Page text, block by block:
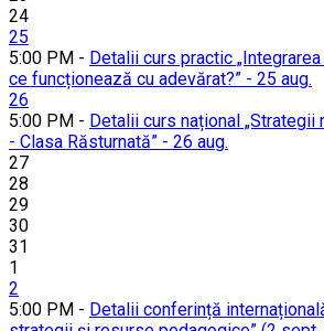
24
25
5:00 PM - Detalii curs practic
ce funcționează cu adevărat?” - 25 aug.
26
5:00 PM - Detalii curs național „Strategii
- Clasa Răsturnată” - 26 aug.
27
28
29
30
31
1
2
5:00 PM - Detalii conferință